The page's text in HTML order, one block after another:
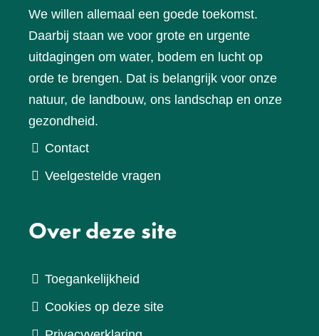
We willen allemaal een goede toekomst.
Daarbij staan we voor grote en urgente
uitdagingen om water, bodem en lucht op
orde te brengen. Dat is belangrijk voor onze
natuur, de landbouw, ons landschap en onze
gezondheid.
Contact
Veelgestelde vragen
Over deze site
Toegankelijkheid
Cookies op deze site